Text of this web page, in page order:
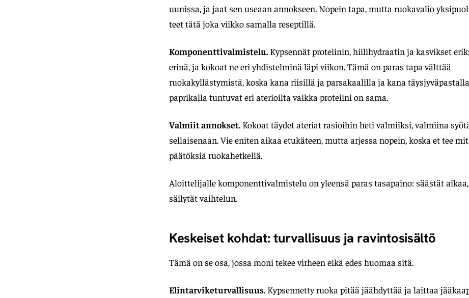
uunissa, ja jaat sen useaan annokseen. Nopein tapa, mutta ruokavalio
teet tätä joka viikko samalla reseptillä.
Komponenttivalmistelu. Kypsennät proteiinin, hiilihydraatin ja kasvikset
erinä, ja kokoat ne eri yhdistelminä läpi viikon. Tämä on paras tapa välttää
ruokakyllästymistä, koska kana riisillä ja parsakaalilla ja kana
paprikalla tuntuvat eri aterioilta vaikka proteiini on sama.
Valmiit annokset. Kokoat täydet ateriat rasioihin heti valmiiksi, valmiina
sellaisenaan. Vie eniten aikaa etukäteen, mutta arjessa nopein, koska et tee
päätöksiä ruokahetkellä.
Aloittelijalle komponenttivalmistelu on yleensä paras tasapaino: säästät
säilytät vaihtelun.
Keskeiset kohdat: turvallisuus ja ravintosisältö
Tämä on se osa, jossa moni tekee virheen eikä edes huomaa sitä.
Elintarviketurvallisuus. Kypsennetty ruoka pitää jäähdyttää ja laittaa